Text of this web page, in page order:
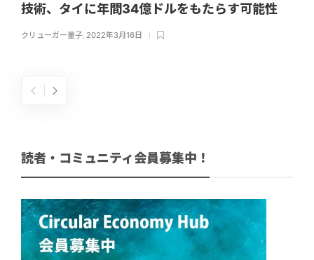
技術、タイに年間34億ドルをもたらす可能性
クリューガー量子, 2022年3月16日
読者・コミュニティ会員募集中！